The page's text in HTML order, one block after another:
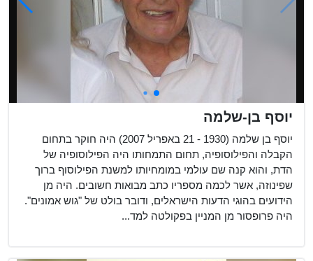
יוסף בן-שלמה
יוסף בן שלמה (1930 - 21 באפריל 2007) היה חוקר בתחום
הקבלה והפילוסופיה, תחום התמחותו היה הפילוסופיה של
הדת, והוא קנה שם עולמי במומחיותו למשנת הפילוסוף ברוך
שפינוזה, אשר לכמה מספריו כתב מבואות חשובים. היה מן
הידועים בהוגי הדעות הישראלים, ודובר בולט של "גוש אמונים".
היה פרופסור מן המניין בפקולטה למד...